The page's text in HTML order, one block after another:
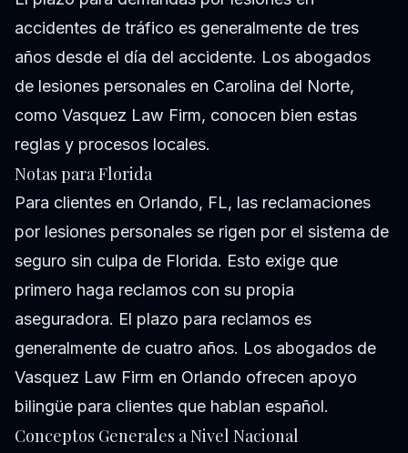
accidentes de tráfico es generalmente de tres
años desde el día del accidente. Los abogados
de lesiones personales en Carolina del Norte,
como Vasquez Law Firm, conocen bien estas
reglas y procesos locales.
Notas para Florida
Para clientes en Orlando, FL, las reclamaciones
por lesiones personales se rigen por el sistema de
seguro sin culpa de Florida. Esto exige que
primero haga reclamos con su propia
aseguradora. El plazo para reclamos es
generalmente de cuatro años. Los abogados de
Vasquez Law Firm en Orlando ofrecen apoyo
bilingüe para clientes que hablan español.
Conceptos Generales a Nivel Nacional